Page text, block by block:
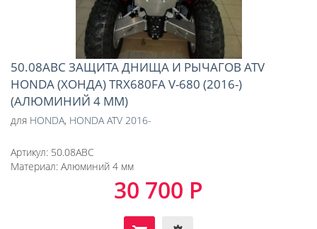
50.08ABC ЗАЩИТА ДНИЩА И РЫЧАГОВ ATV
HONDA (ХОНДА) TRX680FA V-680 (2016-)
(АЛЮМИНИЙ 4 ММ)
для HONDA, HONDA ATV 2016-
Артикул: 50.08ABC
Материал: Алюминий 4 мм
30 700 Р